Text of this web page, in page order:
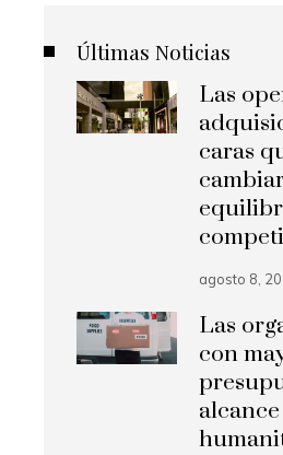
Últimas Noticias
Las
caras
agosto 8,
Las
con